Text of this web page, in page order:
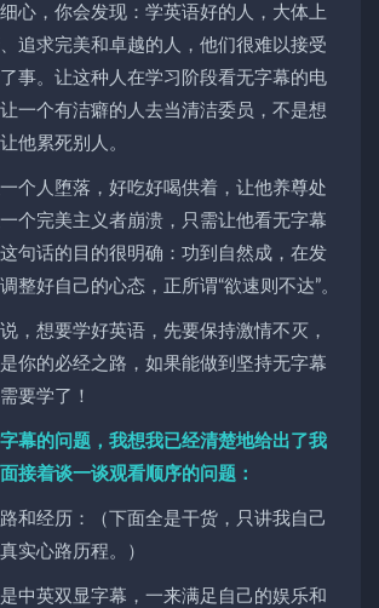
心，你会发现：学英语好的人，大体上
追求完美和卓越的人，他们很难以接受
事。让这种人在学习阶段看无字幕的电
一个有洁癖的人去当清洁委员，不是想
他累死别人。
个人堕落，好吃好喝供着，让他养尊处
个完美主义者崩溃，只需让他看无字幕
句话的目的很明确：功到自然成，在发
整好自己的心态，正所谓“欲速则不达”。
，想要学好英语，先要保持激情不灭，
你的必经之路，如果能做到坚持无字幕
要学了！
幕的问题，我想我已经清楚地给出了我
接着谈一谈观看顺序的问题：
和经历：（下面全是干货，只讲我自己
实心路历程。）
中英双显字幕，一来满足自己的娱乐和